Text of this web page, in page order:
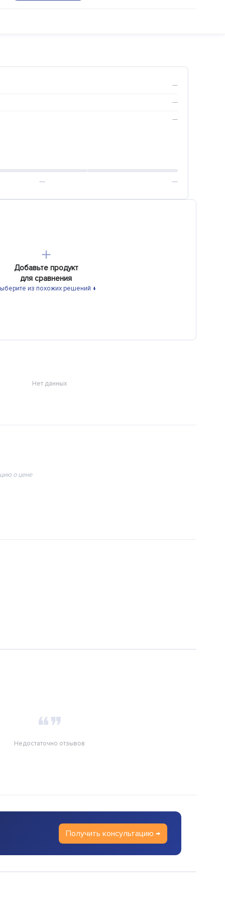
—
—
—
— —
＋
Добавьте продукт
для сравнения
из похожих решений ↓
Нет данных
о цене
❝❞
Недостаточно отзывов
Получить консультацию →